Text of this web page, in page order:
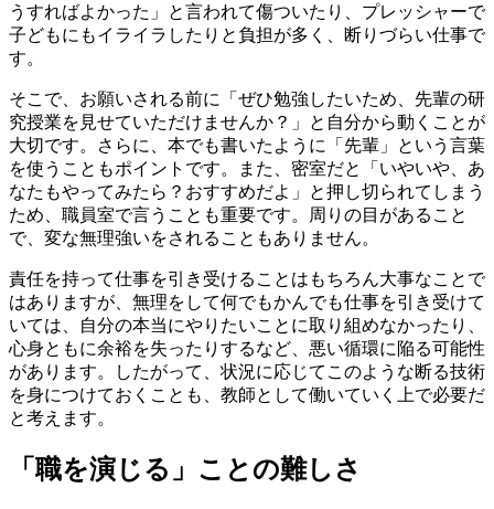
うすればよかった」と言われて傷ついたり、プレッシャーで
子どもにもイライラしたりと負担が多く、断りづらい仕事で
す。
そこで、お願いされる前に「ぜひ勉強したいため、先輩の研
究授業を見せていただけませんか？」と自分から動くことが
大切です。さらに、本でも書いたように「先輩」という言葉
を使うこともポイントです。また、密室だと「いやいや、あ
なたもやってみたら？おすすめだよ」と押し切られてしまう
ため、職員室で言うことも重要です。周りの目があること
で、変な無理強いをされることもありません。
責任を持って仕事を引き受けることはもちろん大事なことで
はありますが、無理をして何でもかんでも仕事を引き受けて
いては、自分の本当にやりたいことに取り組めなかったり、
心身ともに余裕を失ったりするなど、悪い循環に陥る可能性
があります。したがって、状況に応じてこのような断る技術
を身につけておくことも、教師として働いていく上で必要だ
と考えます。
「職を演じる」ことの難しさ